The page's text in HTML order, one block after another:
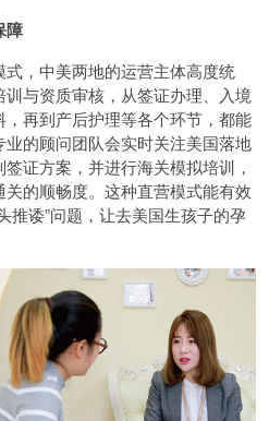
障
，中美两地的运营主体高度统
与资质审核，从签证办理、入境
再到产后护理等各个环节，都能
的顾问团队会实时关注美国落地
证方案，并进行海关模拟培训，
的顺畅度。这种直营模式能有效
推诿”问题，让去美国生孩子的孕